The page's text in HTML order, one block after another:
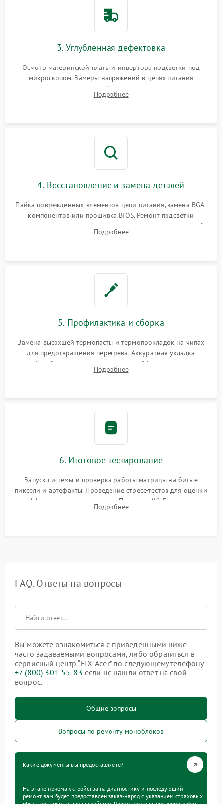
3. Углубленная дефектовка
Осмотр материнской платы и инвертора подсветки под
микроскопом. Замеры напряжений в цепях питания
процессора и видеокарты. Проверка состояния жесткого
диска и оперативной памяти с помощью POST-карт и
Подробнее
4. Восстановление и замена деталей
Пайка поврежденных элементов цепи питания, замена BGA-
компонентов или прошивка BIOS. Ремонт подсветки
матрицы, замена неисправного накопителя на скоростной
SSD или установка новых модулей памяти.
Подробнее
5. Профилактика и сборка
Замена высохшей термопасты и термопрокладок на чипах
для предотвращения перегрева. Аккуратная укладка
кабелей, подключение хрупких шлейфов матрицы и
надежная фиксация всех элементов внутри корпуса
Подробнее
6. Итоговое тестирование
Запуск системы и проверка работы матрицы на битые
пиксели и артефакты. Проведение стресс-тестов для оценки
эффективности охлаждения. Проверка Wi-Fi, камеры,
микрофона и всех портов перед выдачей устройства.
Подробнее
FAQ. Ответы на вопросы
Вы можете ознакомиться с приведенными ниже
часто задаваемыми вопросами, либо обратиться в
сервисный центр “FIX-Acer” по следующему телефону
+7 (800) 301-55-83 если не нашли ответ на свой
вопрос.
Общие вопросы
Вопросы по ремонту моноблоков
Какие документы вы предоставляете?
На этапе приема устройства на диагностику и последующий
ремонт вам будет предоставлен заказ-наряд с указанием страховых